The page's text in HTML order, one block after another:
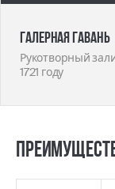
Галерная гавань
Рукотворный
1721 году